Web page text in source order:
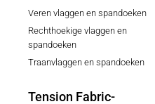
Veren vlaggen en spandoeken
Rechthoekige vlaggen en
spandoeken
Traanvlaggen en spandoeken
Tension Fabric-